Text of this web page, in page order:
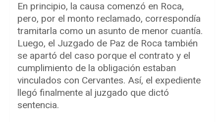
En principio, la causa comenzó en Roca,
pero, por el monto reclamado, correspondía
tramitarla como un asunto de menor cuantía.
Luego, el Juzgado de Paz de Roca también
se apartó del caso porque el contrato y el
cumplimiento de la obligación estaban
vinculados con Cervantes. Así, el expediente
llegó finalmente al juzgado que dictó
sentencia.